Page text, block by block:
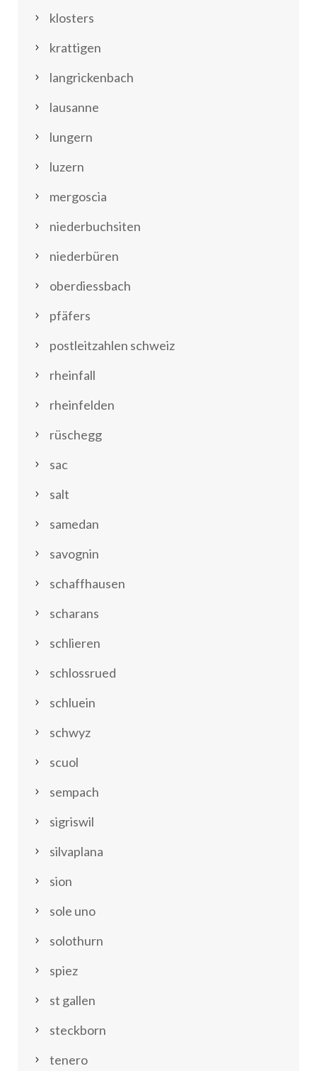
klosters
krattigen
langrickenbach
lausanne
lungern
luzern
mergoscia
niederbuchsiten
niederbüren
oberdiessbach
pfäfers
postleitzahlen schweiz
rheinfall
rheinfelden
rüschegg
sac
salt
samedan
savognin
schaffhausen
scharans
schlieren
schlossrued
schluein
schwyz
scuol
sempach
sigriswil
silvaplana
sion
sole uno
solothurn
spiez
st gallen
steckborn
tenero